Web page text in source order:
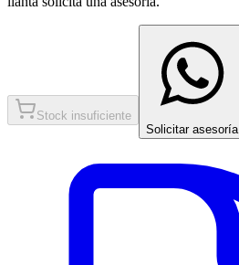
Stock insuficiente
Solicitar asesoría